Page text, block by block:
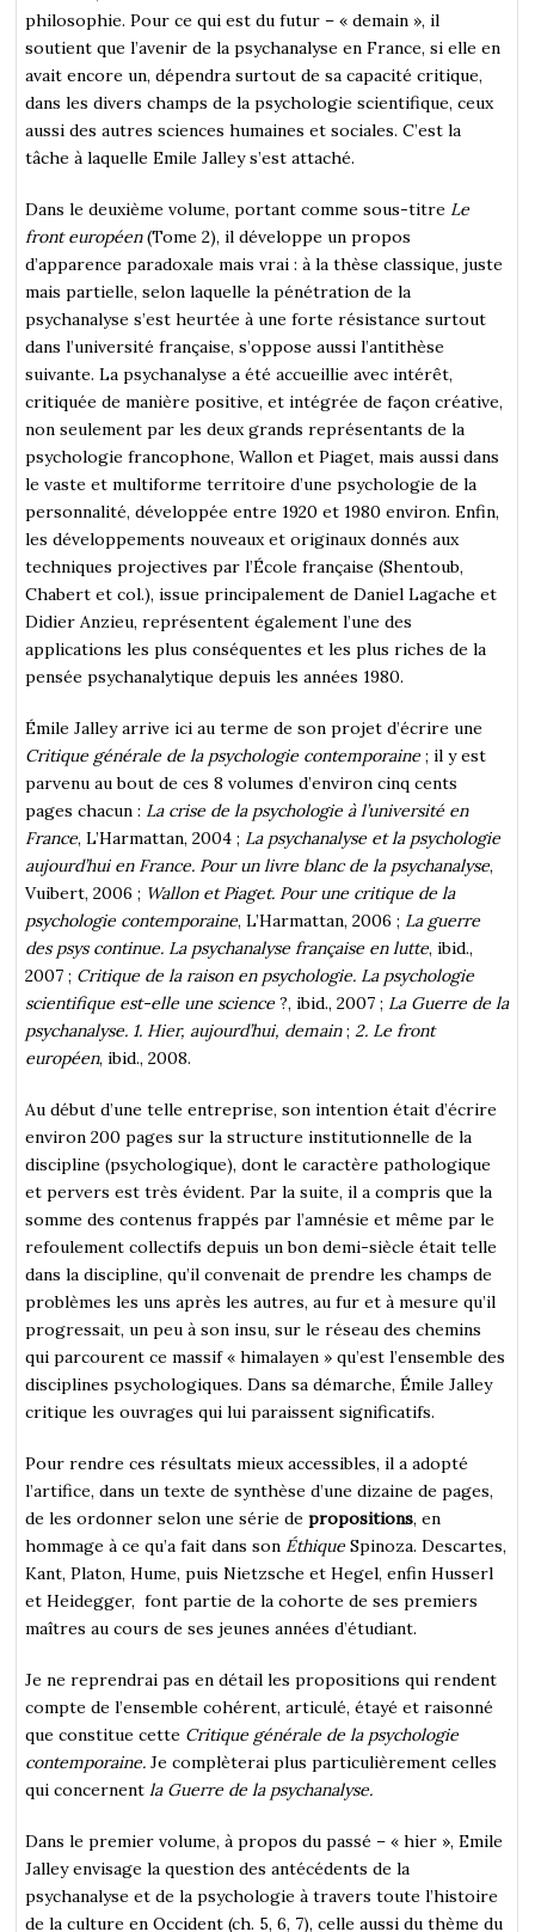
philosophie. Pour ce qui est du futur – « demain », il
soutient que l’avenir de la psychanalyse en France, si elle en
avait encore un, dépendra surtout de sa capacité critique,
dans les divers champs de la psychologie scientifique, ceux
aussi des autres sciences humaines et sociales. C’est la
tâche à laquelle Emile Jalley s’est attaché.
Dans le deuxième volume, portant comme sous-titre Le
front européen(Tome 2), il développe un propos
d’apparence paradoxale mais vrai : à la thèse classique, juste
mais partielle, selon laquelle la pénétration de la
psychanalyse s’est heurtée à une forte résistance surtout
dans l’université française, s’oppose aussi l’antithèse
suivante. La psychanalyse a été accueillie avec intérêt,
critiquée de manière positive, et intégrée de façon créative,
non seulement par les deux grands représentants de la
psychologie francophone, Wallon et Piaget, mais aussi dans
le vaste et multiforme territoire d’une psychologie de la
personnalité, développée entre 1920 et 1980 environ. Enfin,
les développements nouveaux et originaux donnés aux
techniques projectives par l’École française (Shentoub,
Chabert et col.), issue principalement de Daniel Lagache et
Didier Anzieu, représentent également l’une des
applications les plus conséquentes et les plus riches de la
pensée psychanalytique depuis les années 1980.
Émile Jalley arrive ici au terme de son projet d’écrire une
Critique générale de la psychologie contemporaine; il y est
parvenu au bout de ces 8 volumes d’environ cinq cents
pages chacun : La crise de la psychologie à l’université en
France, L’Harmattan, 2004 ; La psychanalyse et la psychologie
aujourd’hui en France. Pour un livre blanc de la psychanalyse,
Vuibert, 2006 ; Wallon et Piaget. Pour une critique de la
psychologie contemporaine, L’Harmattan, 2006 ; La guerre
des psys continue. La psychanalyse française en lutte, ibid.,
2007 ; Critique de la raison en psychologie. La psychologie
scientifique est-elle une science ?, ibid., 2007 ; La Guerre de la
psychanalyse. 1. Hier, aujourd’hui, demain; 2. Le front
européen, ibid., 2008.
Au début d’une telle entreprise, son intention était d’écrire
environ 200 pages sur la structure institutionnelle de la
discipline (psychologique), dont le caractère pathologique
et pervers est très évident. Par la suite, il a compris que la
somme des contenus frappés par l’amnésie et même par le
refoulement collectifs depuis un bon demi-siècle était telle
dans la discipline, qu’il convenait de prendre les champs de
problèmes les uns après les autres, au fur et à mesure qu’il
progressait, un peu à son insu, sur le réseau des chemins
qui parcourent ce massif « himalayen » qu’est l’ensemble des
disciplines psychologiques. Dans sa démarche, Émile Jalley
critique les ouvrages qui lui paraissent significatifs.
Pour rendre ces résultats mieux accessibles, il a adopté
l’artifice, dans un texte de synthèse d’une dizaine de pages,
de les ordonner selon une série depropositions, en
hommage à ce qu’a fait dans son Éthique Spinoza. Descartes,
Kant, Platon, Hume, puis Nietzsche et Hegel, enfin Husserl
et Heidegger, font partie de la cohorte de ses premiers
maîtres au cours de ses jeunes années d’étudiant.
Je ne reprendrai pas en détail les propositions qui rendent
compte de l’ensemble cohérent, articulé, étayé et raisonné
que constitue cette Critique générale de la psychologie
contemporaine.Je complèterai plus particulièrement celles
qui concernent la Guerre de la psychanalyse.
Dans le premier volume, à propos du passé – « hier », Emile
Jalley envisage la question des antécédents de la
psychanalyse et de la psychologie à travers toute l’histoire
de la culture en Occident (ch. 5, 6, 7), celle aussi du thème du